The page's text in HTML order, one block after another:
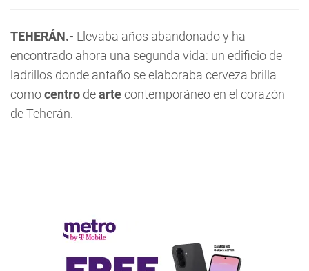
TEHERÁN.- Llevaba años abandonado y ha
encontrado ahora una segunda vida: un edificio de
ladrillos donde antaño se elaboraba cerveza brilla
comocentro deartecontemporáneo en el corazón
de Teherán.